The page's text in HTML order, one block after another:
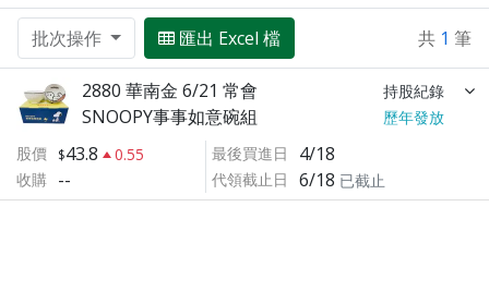
批次操作 匯出 Excel 檔 共 1 筆
2880 華南金 6/21 常會 持股紀錄
SNOOPY事事如意碗組
歷年發放
股價
43.8
0.55
收購 --
最後買進日 4/18
代領截止日 6/18 已截止